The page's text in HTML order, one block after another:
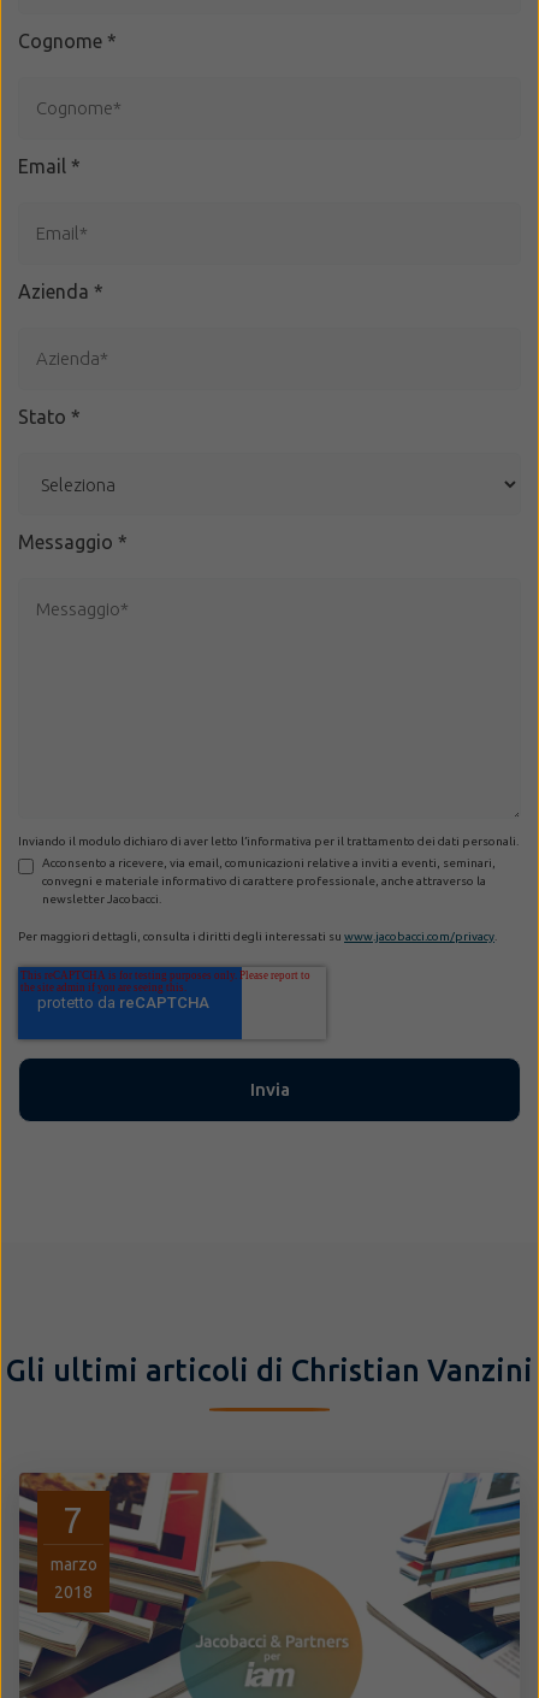
Cognome *
Email *
Azienda *
Stato *
Messaggio *
Inviando il modulo dichiaro di aver letto l’informativa per il trattamento dei dati personali.
Acconsento a ricevere, via email, comunicazioni relative a inviti a eventi, seminari,
convegni e materiale informativo di carattere professionale, anche attraverso la
newsletter Jacobacci.
Per maggiori dettagli, consulta i diritti degli interessati su www.jacobacci.com/privacy
Gli ultimi articoli di Christian Vanzini
7
marzo
2018